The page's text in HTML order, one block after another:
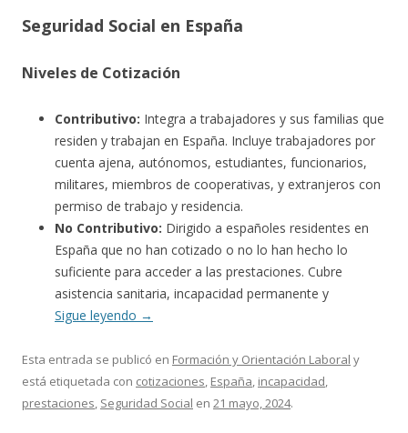
Seguridad Social en España
Niveles de Cotización
Contributivo: Integra a trabajadores y sus familias que
residen y trabajan en España. Incluye trabajadores por
cuenta ajena, autónomos, estudiantes, funcionarios,
militares, miembros de cooperativas, y extranjeros con
permiso de trabajo y residencia.
No Contributivo: Dirigido a españoles residentes en
España que no han cotizado o no lo han hecho lo
suficiente para acceder a las prestaciones. Cubre
asistencia sanitaria, incapacidad permanente y
Sigue leyendo →
Esta entrada se publicó en Formación y Orientación Laboral y
está etiquetada con cotizaciones, España, incapacidad,
prestaciones, Seguridad Social en 21 mayo, 2024.